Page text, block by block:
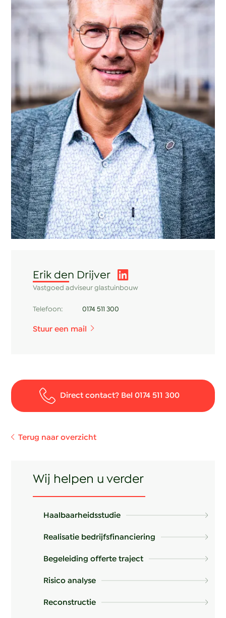
Erik den Drijver
Vastgoed adviseur glastuinbouw
Telefoon: 0174 511 300
Stuur een mail
Direct contact? Bel 0174 511 300
Terug naar overzicht
Wij helpen u verder
Haalbaarheidsstudie
Realisatie bedrijfsfinanciering
Begeleiding offerte traject
Risico analyse
Reconstructie